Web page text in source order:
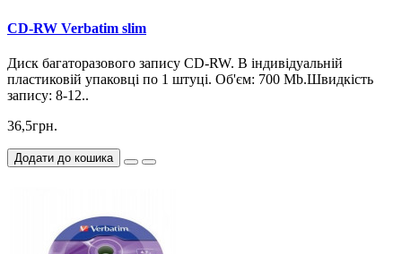
CD-RW Verbatim slim
Диск багаторазового запису CD-RW. В індивідуальній
пластиковій упаковці по 1 штуці. Об'єм: 700 Mb.Швидкість
запису: 8-12..
36,5грн.
Додати до кошика